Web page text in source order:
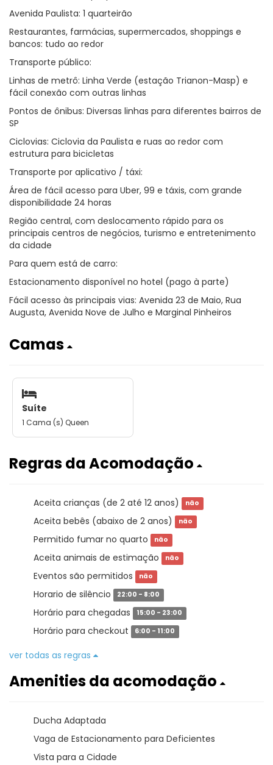
Avenida Paulista: 1 quarteirão
Restaurantes, farmácias, supermercados, shoppings e
bancos: tudo ao redor
Transporte público:
Linhas de metrô: Linha Verde (estação Trianon-Masp) e
fácil conexão com outras linhas
Pontos de ônibus: Diversas linhas para diferentes bairros de
SP
Ciclovias: Ciclovia da Paulista e ruas ao redor com
estrutura para bicicletas
Transporte por aplicativo / táxi:
Área de fácil acesso para Uber, 99 e táxis, com grande
disponibilidade 24 horas
Região central, com deslocamento rápido para os
principais centros de negócios, turismo e entretenimento
da cidade
Para quem está de carro:
Estacionamento disponível no hotel (pago à parte)
Fácil acesso às principais vias: Avenida 23 de Maio, Rua
Augusta, Avenida Nove de Julho e Marginal Pinheiros
Camas
Suíte
1 Cama (s) Queen
Regras da Acomodação
Aceita crianças (de 2 até 12 anos) não
Aceita bebês (abaixo de 2 anos) não
Permitido fumar no quarto não
Aceita animais de estimação não
Eventos são permitidos não
Horario de silêncio 22:00 - 8:00
Horário para chegadas 15:00 - 23:00
Horário para checkout 6:00 - 11:00
ver todas as regras
Amenities da acomodação
Ducha Adaptada
Vaga de Estacionamento para Deficientes
Vista para a Cidade